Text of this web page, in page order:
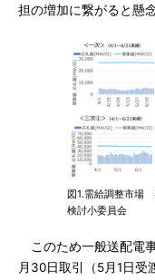
担の増加に繋がると懸
図1.需給調整市場
検討小委員会
このため一般送配電
月30日取引（5月1日